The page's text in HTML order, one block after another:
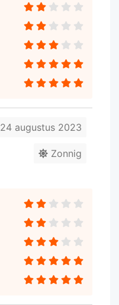
24 augustus 2023
Zonnig